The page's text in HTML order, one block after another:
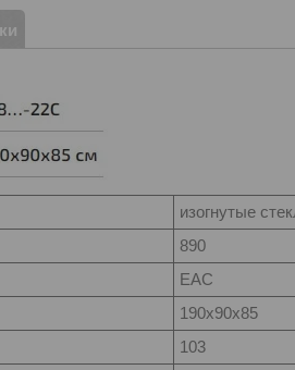
изогнутые
890
EAC
190х90х85
103